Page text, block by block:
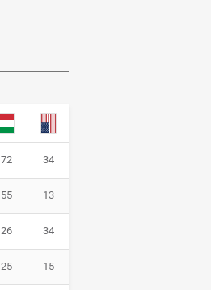
72 34
55 13
26 34
25 15